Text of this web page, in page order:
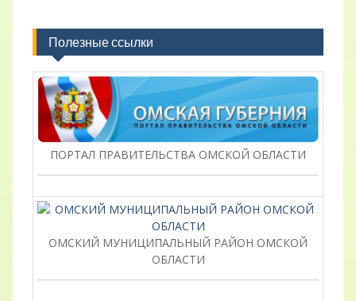
Полезные ссылки
ПОРТАЛ ПРАВИТЕЛЬСТВА ОМСКОЙ ОБЛАСТИ
ОМСКИЙ МУНИЦИПАЛЬНЫЙ РАЙОН ОМСКОЙ
ОБЛАСТИ